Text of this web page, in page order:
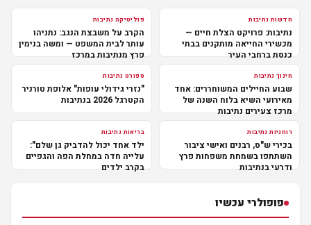
חדשות נתיבות
נתיבות: פרויקט הצלת חיים —
מכשירי החייאה מותקנים בבתי
כנסת ברחבי העיר
פוליטיקה נתיבות
הקרב על משבצת הנגב: נתניהו
עותר לבית המשפט — ומשה בנימין
פרץ מנתיבות במרכז
חינוך נתיבות
שבוע החיילים המשוחררים: אחד
מאירועי השיא בלוח השנה של
מרכז צעירים נתיבות
ספורט נתיבות
"נזרי גידולי עופות" אלופת טורניר
הקטרגל 2026 בנתיבות
רוחניות נתיבות
בכירי ש"ס, רבנים ואישי ציבור
השתתפו בשמחת משפחות פרץ
ודרעי בנתיבות
בריאות נתיבות
ילד אחד יכול להדביק גן שלם":
עלייה חדה במחלת הפה והגפיים
בקרב ילדים
פופולרי עכשיו